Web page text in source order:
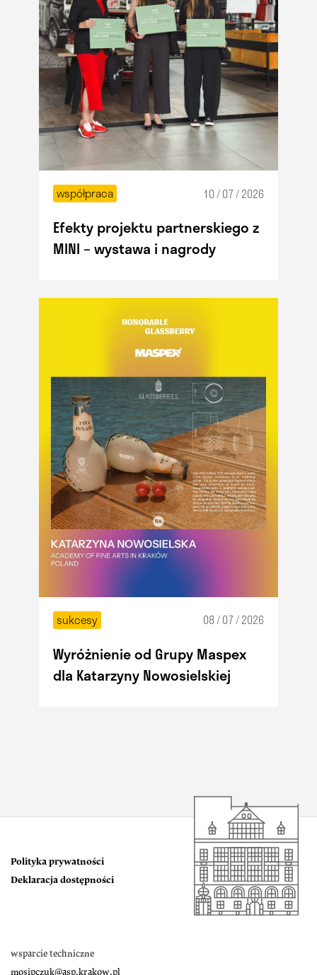
współpraca 10 / 07 / 2026
Efekty projektu partnerskiego z
MINI – wystawa i nagrody
sukcesy 08 / 07 / 2026
Wyróżnienie od Grupy Maspex
dla Katarzyny Nowosielskiej
Polityka prywatności
Deklaracja dostępności
wsparcie techniczne
mosipczuk@asp.krakow.pl